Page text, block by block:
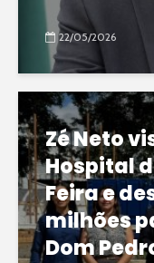
22/05/2026
Zé Neto
Hospital
Feira e
milhões
Dom